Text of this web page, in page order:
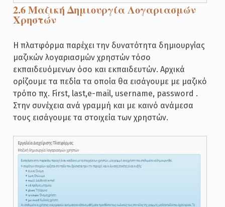
2.6 Μαζική Δημιουργία Λογαριασμών
Χρηστών
Η πλατφόρμα παρέχει την δυνατότητα δημιουργίας
μαζικών λογαριασμών χρηστών τόσο
εκπαιδευόμενων όσο και εκπαιδευτών. Αρχικά
ορίζουμε τα πεδία τα οποία θα εισάγουμε με μαζικό
τρόπο πχ. First, last,e-mail, username, password .
Στην συνέχεια ανά γραμμή και με καινό ανάμεσα
τους εισάγουμε τα στοιχεία των χρηστών.